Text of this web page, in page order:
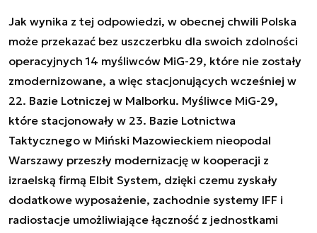
Jak wynika z tej odpowiedzi, w obecnej chwili Polska
może przekazać bez uszczerbku dla swoich zdolności
operacyjnych 14 myśliwców MiG-29, które nie zostały
zmodernizowane, a więc stacjonujących wcześniej w
22. Bazie Lotniczej w Malborku. Myśliwce MiG-29,
które stacjonowały w 23. Bazie Lotnictwa
Taktycznego w Miński Mazowieckiem nieopodal
Warszawy przeszły modernizację w kooperacji z
izraelską firmą Elbit System, dzięki czemu zyskały
dodatkowe wyposażenie, zachodnie systemy IFF i
radiostacje umożliwiające łączność z jednostkami